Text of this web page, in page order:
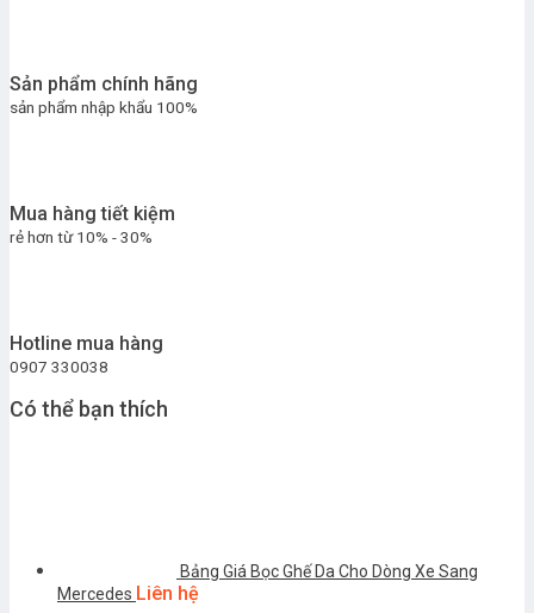
Sản phẩm chính hãng
sản phẩm nhập khẩu 100%
Mua hàng tiết kiệm
rẻ hơn từ 10% - 30%
Hotline mua hàng
0907 330038
Có thể bạn thích
Bảng Giá Bọc Ghế Da Cho Dòng Xe Sang
Mercedes Liên hệ